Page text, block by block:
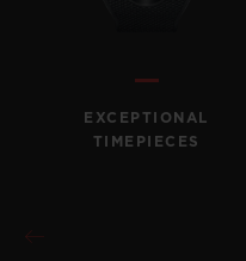
EXCEPTIONAL
TIMEPIECES